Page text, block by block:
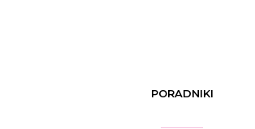
PORADNIKI